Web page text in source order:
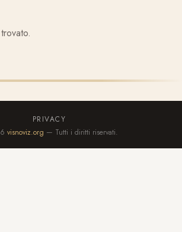
PRIVACY
visnoviz.org — Tutti i diritti riservati.